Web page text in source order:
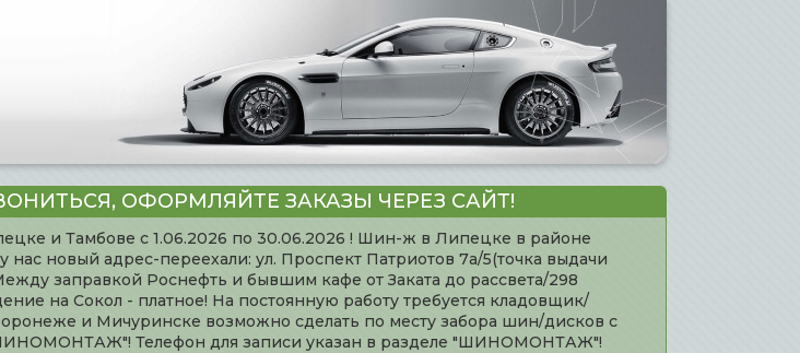
ОФОРМЛЯЙТЕ ЗАКАЗЫ ЧЕРЕЗ САЙТ!
и Тамбове с 1.06.2026 по 30.06.2026 ! Шин-ж в Липецке в районе
новый адрес-переехали: ул. Проспект Патриотов 7а/5(точка выдачи
заправкой Роснефть и бывшим кафе от Заката до рассвета/298
на Сокол - платное! На постоянную работу требуется кладовщик/
и Мичуринске возможно сделать по месту забора шин/дисков с
Телефон для записи указан в разделе "ШИНОМОНТАЖ"!